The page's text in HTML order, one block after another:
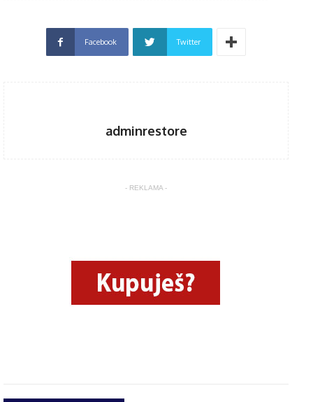
Facebook Twitter
adminrestore
- REKLAMA -